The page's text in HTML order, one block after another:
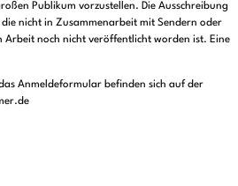
Publikum vorzustellen. Die Ausschreibung
nicht in Zusammenarbeit mit Sendern oder
Arbeit noch nicht veröffentlicht worden ist. Eine
Anmeldeformular befinden sich auf der